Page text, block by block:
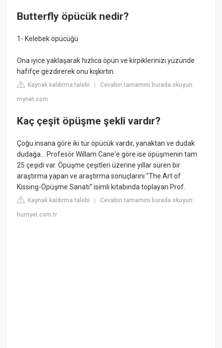
Butterfly öpücük nedir?
1- Kelebek öpücüğü
Ona iyice yaklaşarak hızlıca öpün ve kirpiklerinizi yüzünde
hafifçe gezdirerek onu kışkırtın.
Kaynak kaldırma talebi |Cevabın tamamını burada okuyun:
mynet.com
Kaç çeşit öpüşme şekli vardır?
Çoğu insana göre iki tür öpücük vardır, yanaktan ve dudak
dudağa... Profesör Willam Cane'e göre ise öpüşmenin tam
25 çeşidi var. Öpüşme çeşitleri üzerine yıllar süren bir
araştırma yapan ve araştırma sonuçlarını ''The Art of
Kissing-Öpüşme Sanatı'' isimli kitabında toplayan Prof.
Kaynak kaldırma talebi |Cevabın tamamını burada okuyun:
hurriyet.com.tr